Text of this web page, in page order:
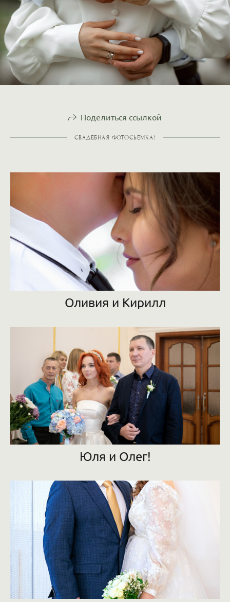
Поделиться ссылкой
СВАДЕБНАЯ ФОТОСЬЁМКА!
Оливия и Кирилл
Юля и Олег!